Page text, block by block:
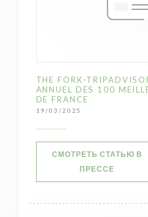
THE FORK-
ANNUEL DES 100
DE FRANCE
19/03/2025
СМОТРЕТЬ СТАТЬЮ В
ПРЕССЕ